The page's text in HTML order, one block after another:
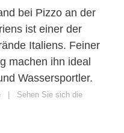
bei Pizzo an der
ist einer der
Italiens. Feiner
machen ihn ideal
Wassersportler.
| Sehen Sie sich die